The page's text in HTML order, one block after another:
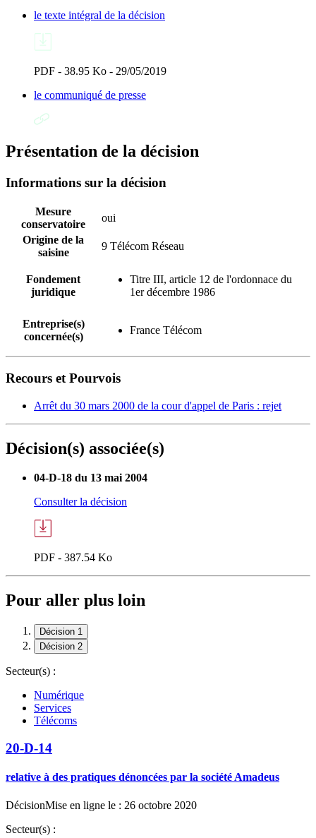
le texte intégral de la décision
PDF - 38.95 Ko - 29/05/2019
le communiqué de presse
Présentation de la décision
Informations sur la décision
Mesure
conservatoire
oui
Origine de la
saisine
9 Télécom Réseau
Fondement
juridique
Titre III, article 12 de l'ordonnace du
1er décembre 1986
Entreprise(s)
concernée(s)
France Télécom
Recours et Pourvois
Arrêt du 30 mars 2000 de la cour d'appel de Paris : rejet
Décision(s) associée(s)
04-D-18 du 13 mai 2004
Consulter la décision
PDF - 387.54 Ko
Pour aller plus loin
Décision 1
Décision 2
Secteur(s) :
Numérique
Services
Télécoms
20-D-14
relative à des pratiques dénoncées par la société Amadeus
DécisionMise en ligne le : 26 octobre 2020
Secteur(s) :